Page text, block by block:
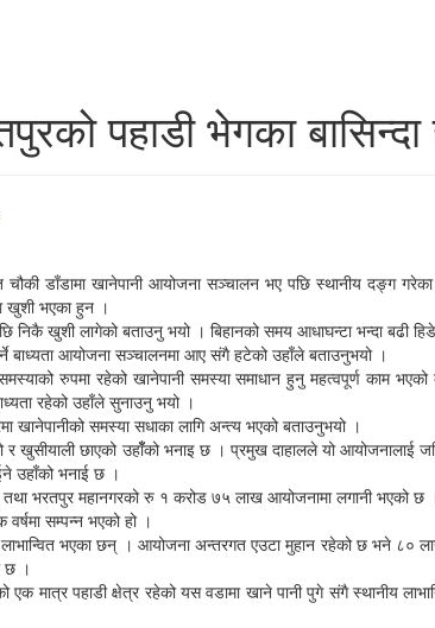
पहाडी भेगका
चौकी डाँडामा खानेपानी आयोजना सञ्चालन भए पछि स्थानीय दङ्ग
खुशी भएका हुन ।
निकै खुशी लागेको बताउनु भयो । बिहानको समय आधाघन्टा भन्दा बढी
बाध्यता आयोजना सञ्चालनमा आए संगै हटेको उहाँले बताउनुभयो ।
रुपमा रहेको खानेपानी समस्या समाधान हुनु महत्वपूर्ण काम भएको
रहेको उहाँले सुनाउनु भयो ।
खानेपानीको समस्या सधाका लागि अन्त्य भएको बताउनुभयो ।
छाएको उहाँँको भनाइ छ । प्रमुख दाहालले यो आयोजनालाई
उहाँको भनाई छ ।
भरतपुर महानगरको रु १ करोड ७५ लाख आयोजनामा लगानी भएको छ
सम्पन्न भएको हो ।
भएका छन् । आयोजना अन्तरगत एउटा मुहान रहेको छ भने
छ ।
एक मात्र पहाडी क्षेत्र रहेको यस वडामा खाने पानी पुगे संगै स्थानीय